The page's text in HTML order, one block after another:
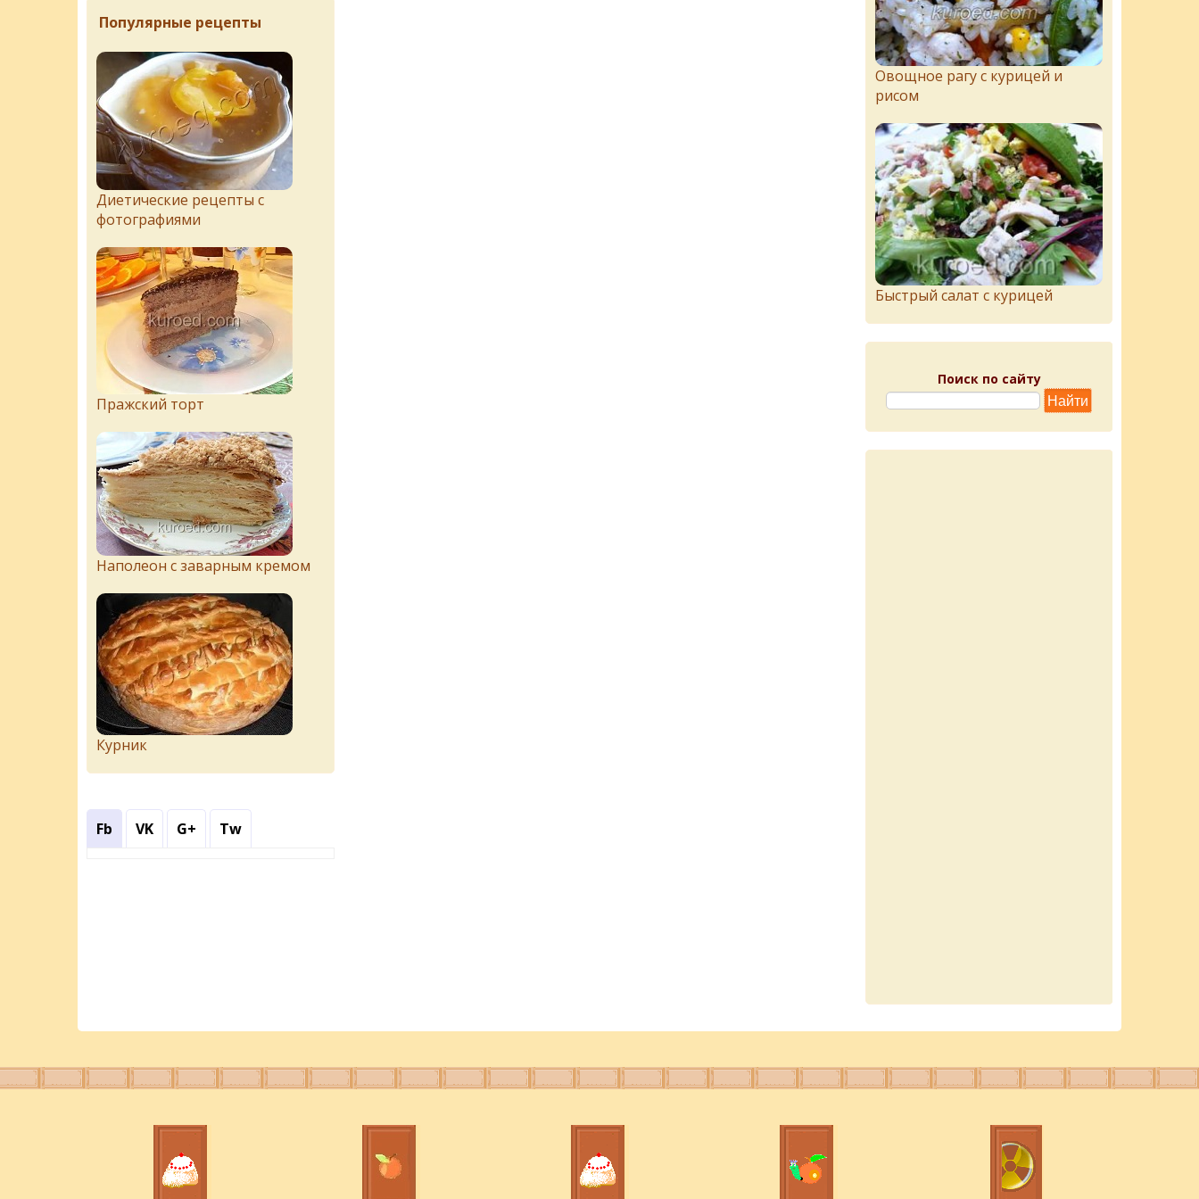
Популярные рецепты
Диетические рецепты с
фотографиями
Пражский торт
Наполеон с заварным кремом
Курник
Fb VK G+ Tw
Овощное рагу с курицей и
рисом
Быстрый салат с курицей
Поиск по сайту